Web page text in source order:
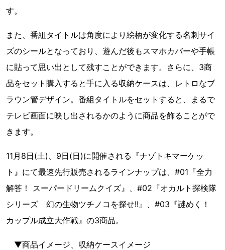
す。
また、番組タイトルは角度により絵柄が変化する名刺サイ
ズのシールとなっており、遊んだ後もスマホカバーや手帳
に貼って思い出として残すことができます。さらに、3商
品をセット購入すると手に入る収納ケースは、レトロなブ
ラウン管デザイン。番組タイトルをセットすると、まるで
テレビ画面に映し出されるかのように商品を飾ることがで
きます。
11月8日(土)、9日(日)に開催される『ナゾトキマーケッ
ト』にて最速先行販売されるラインナップは、#01『全力
解答！ スーパードリームクイズ』、#02『オカルト探検隊
シリーズ 幻の生物ツチノコを探せ!!』、#03『謎めく！
カップル成立大作戦』の3商品。
▼商品イメージ、収納ケースイメージ